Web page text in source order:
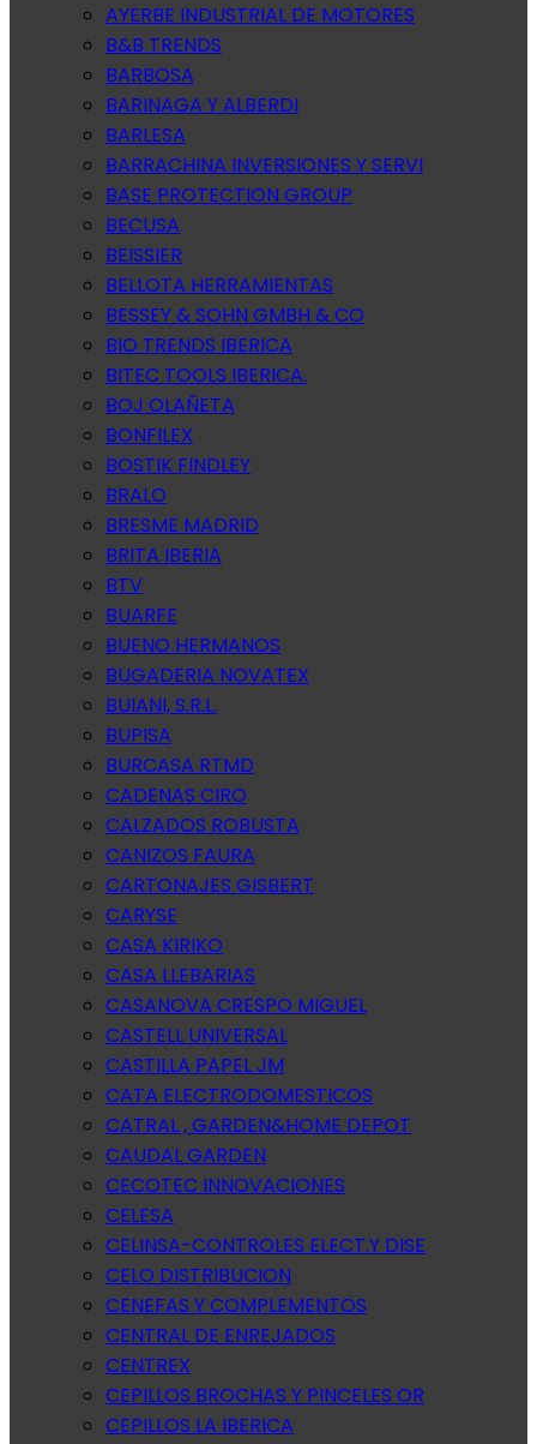
AYERBE INDUSTRIAL DE MOTORES
B&B TRENDS
BARBOSA
BARINAGA Y ALBERDI
BARLESA
BARRACHINA INVERSIONES Y SERVI
BASE PROTECTION GROUP
BECUSA
BEISSIER
BELLOTA HERRAMIENTAS
BESSEY & SOHN GMBH & CO
BIO TRENDS IBERICA
BITEC TOOLS IBERICA.
BOJ OLAÑETA
BONFILEX
BOSTIK FINDLEY
BRALO
BRESME MADRID
BRITA IBERIA
BTV
BUARFE
BUENO HERMANOS
BUGADERIA NOVATEX
BUIANI, S.R.L.
BUPISA
BURCASA RTMD
CADENAS CIRO
CALZADOS ROBUSTA
CANIZOS FAURA
CARTONAJES GISBERT
CARYSE
CASA KIRIKO
CASA LLEBARIAS
CASANOVA CRESPO MIGUEL
CASTELL UNIVERSAL
CASTILLA PAPEL JM
CATA ELECTRODOMESTICOS
CATRAL , GARDEN&HOME DEPOT
CAUDAL GARDEN
CECOTEC INNOVACIONES
CELESA
CELINSA-CONTROLES ELECT.Y DISE
CELO DISTRIBUCION
CENEFAS Y COMPLEMENTOS
CENTRAL DE ENREJADOS
CENTREX
CEPILLOS BROCHAS Y PINCELES OR
CEPILLOS LA IBERICA